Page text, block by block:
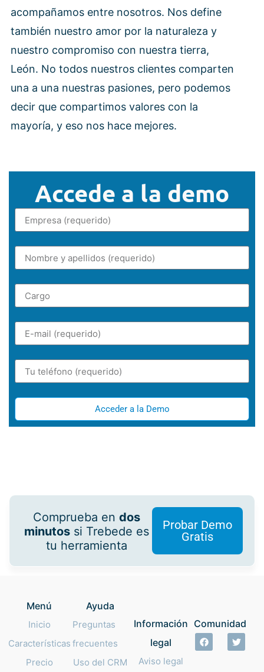
acompañamos entre nosotros. Nos define
también nuestro amor por la naturaleza y
nuestro compromiso con nuestra tierra,
León. No todos nuestros clientes comparten
una a una nuestras pasiones, pero podemos
decir que compartimos valores con la
mayoría, y eso nos hace mejores.
Accede a la demo
Acceder a la Demo
Comprueba endos
minutos si Trebede es
tu herramienta
Probar Demo
Gratis
Menú
Inicio
Características
Precio
Ayuda
Preguntas
frecuentes
Uso del CRM
Información
legal
Aviso legal
Comunidad